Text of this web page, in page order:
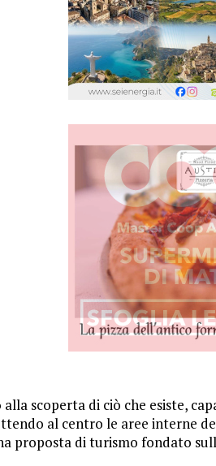
alla scoperta di ciò che esiste,
al centro le aree interne
proposta di turismo fondato